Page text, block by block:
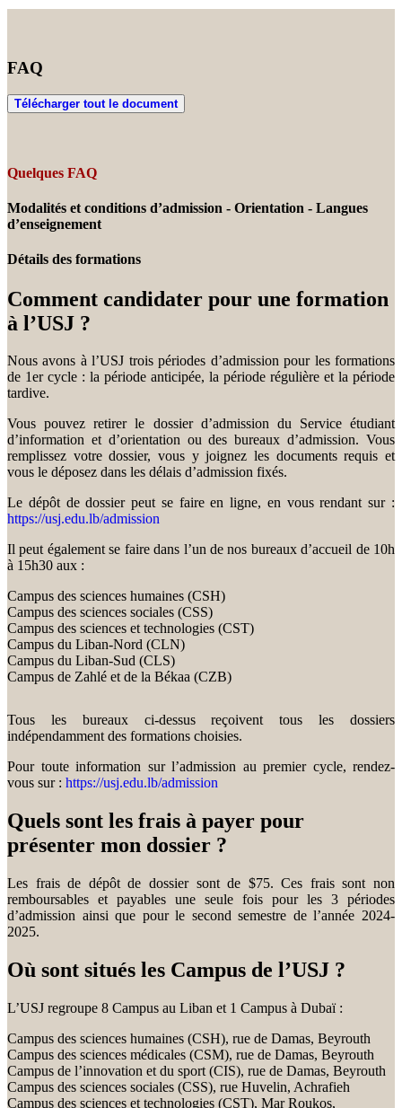
FAQ
Télécharger tout le document
Quelques FAQ
Modalités et conditions d’admission - Orientation - Langues
d’enseignement
Détails des formations
Comment candidater pour une formation
à l’USJ ?
Nous avons à l’USJ trois périodes d’admission pour les formations
de 1er cycle : la période anticipée, la période régulière et la période
tardive.
Vous pouvez retirer le dossier d’admission du Service étudiant
d’information et d’orientation ou des bureaux d’admission. Vous
remplissez votre dossier, vous y joignez les documents requis et
vous le déposez dans les délais d’admission fixés.
Le dépôt de dossier peut se faire en ligne, en vous rendant sur :
https://usj.edu.lb/admission
Il peut également se faire dans l’un de nos bureaux d’accueil de 10h
à 15h30 aux :
Campus des sciences humaines (CSH)
Campus des sciences sociales (CSS)
Campus des sciences et technologies (CST)
Campus du Liban-Nord (CLN)
Campus du Liban-Sud (CLS)
Campus de Zahlé et de la Békaa (CZB)
Tous les bureaux ci-dessus reçoivent tous les dossiers
indépendamment des formations choisies.
Pour toute information sur l’admission au premier cycle, rendez-
vous sur : https://usj.edu.lb/admission
Quels sont les frais à payer pour
présenter mon dossier ?
Les frais de dépôt de dossier sont de $75. Ces frais sont non
remboursables et payables une seule fois pour les 3 périodes
d’admission ainsi que pour le second semestre de l’année 2024-
2025.
Où sont situés les Campus de l’USJ ?
L’USJ regroupe 8 Campus au Liban et 1 Campus à Dubaï :
Campus des sciences humaines (CSH), rue de Damas, Beyrouth
Campus des sciences médicales (CSM), rue de Damas, Beyrouth
Campus de l’innovation et du sport (CIS), rue de Damas, Beyrouth
Campus des sciences sociales (CSS), rue Huvelin, Achrafieh
Campus des sciences et technologies (CST), Mar Roukos,